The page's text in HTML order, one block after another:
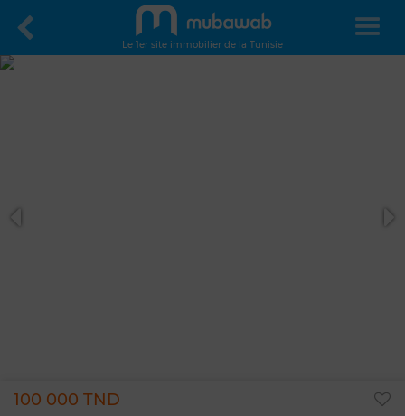
Le 1er site immobilier de la Tunisie
100 000 TND